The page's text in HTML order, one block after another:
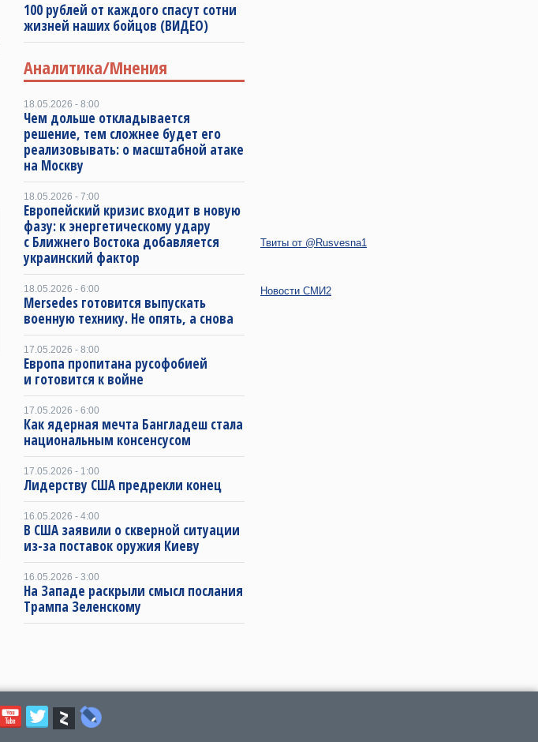
100 рублей от каждого спасут сотни
жизней наших бойцов (ВИДЕО)
Аналитика/Мнения
18.05.2026 - 8:00
Чем дольше откладывается
решение, тем сложнее будет его
реализовывать: о масштабной атаке
на Москву
18.05.2026 - 7:00
Европейский кризис входит в новую
фазу: к энергетическому удару
с Ближнего Востока добавляется
украинский фактор
18.05.2026 - 6:00
Mersedes готовится выпускать
военную технику. Не опять, а снова
17.05.2026 - 8:00
Европа пропитана русофобией
и готовится к войне
17.05.2026 - 6:00
Как ядерная мечта Бангладеш стала
национальным консенсусом
17.05.2026 - 1:00
Лидерству США предрекли конец
16.05.2026 - 4:00
В США заявили о скверной ситуации
из-за поставок оружия Киеву
16.05.2026 - 3:00
На Западе раскрыли смысл послания
Трампа Зеленскому
Твиты от @Rusvesna1
Новости СМИ2